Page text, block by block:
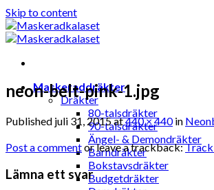
Skip to content
Maskeraddräkter
Dräkter
80-talsdräkter
90-talsdräkter
Ängel- & Demondräkter
Barndräkter
Bokstavsdräkter
Budgetdräkter
neon-belt-pink-1.jpg
Published juli 31, 2015at440 × 440in
Post a commentor leave a trackback:
Lämna ett svar